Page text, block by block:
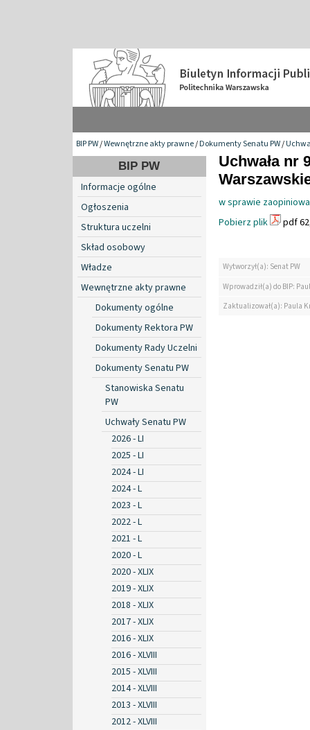
BIP PW/Wewnętrzne akty prawne/Dokumenty Senatu PW/
BIP PW
Informacje ogólne
Ogłoszenia
Struktura uczelni
Skład osobowy
Władze
Wewnętrzne akty prawne
Dokumenty ogólne
Dokumenty Rektora PW
Dokumenty Rady Uczelni
Dokumenty Senatu PW
Stanowiska Senatu
PW
Uchwały Senatu PW
2026 - LI
2025 - LI
2024 - LI
2024 - L
2023 - L
2022 - L
2021 - L
2020 - L
2020 - XLIX
2019 - XLIX
2018 - XLIX
2017 - XLIX
2016 - XLIX
2016 - XLVIII
2015 - XLVIII
2014 - XLVIII
2013 - XLVIII
2012 - XLVIII
Uchwała nr
w sprawie
Pobierz plik
pdf
Wytworzył(a): Senat PW
Wprowadził(a) do BIP:
Zaktualizował(a): Paula